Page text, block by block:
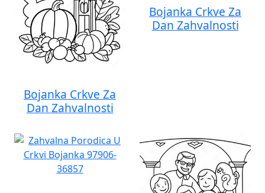
Bojanka Crkve Za
Dan Zahvalnosti
Bojanka Crkve Za
Dan Zahvalnosti